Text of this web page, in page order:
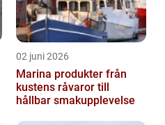
02 juni 2026
Marina produkter från
kustens råvaror till
hållbar smakupplevelse